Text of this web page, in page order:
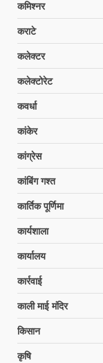
कमिश्नर
कराटे
कलेक्टर
कलेक्टोरेट
कवर्धा
कांकेर
कांग्रेस
कांबिंग गश्त
कार्तिक पूर्णिमा
कार्यशाला
कार्यालय
कार्रवाई
काली माई मंदिर
किसान
कृषि